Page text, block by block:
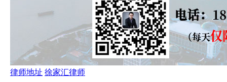
律师地址 徐家汇律师